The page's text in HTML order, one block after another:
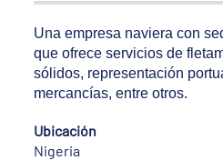
Una empresa naviera con
que ofrece servicios de
sólidos, representación
mercancías, entre otros.
Ubicación
Nigeria